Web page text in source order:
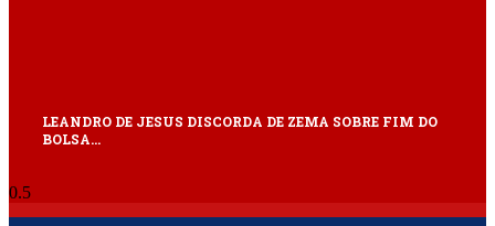
LEANDRO DE JESUS DISCORDA DE ZEMA SOBRE FIM DO
BOLSA…